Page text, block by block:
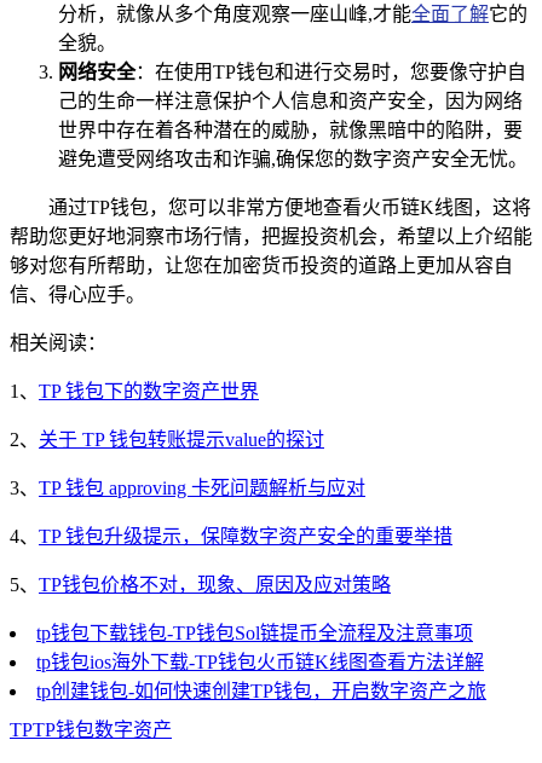
分析，就像从多个角度观察一座山峰,才能全面了解它的
全貌。
网络安全：在使用TP钱包和进行交易时，您要像守护自
己的生命一样注意保护个人信息和资产安全，因为网络
世界中存在着各种潜在的威胁，就像黑暗中的陷阱，要
避免遭受网络攻击和诈骗,确保您的数字资产安全无忧。
通过TP钱包，您可以非常方便地查看火币链K线图，这将
帮助您更好地洞察市场行情，把握投资机会，希望以上介绍能
够对您有所帮助，让您在加密货币投资的道路上更加从容自
信、得心应手。
相关阅读：
1、 TP 钱包下的数字资产世界
2、 关于 TP 钱包转账提示value的探讨
3、 TP 钱包 approving 卡死问题解析与应对
4、 TP 钱包升级提示，保障数字资产安全的重要举措
5、 TP钱包价格不对，现象、原因及应对策略
tp钱包下载钱包-TP钱包Sol链提币全流程及注意事项
tp钱包ios海外下载-TP钱包火币链K线图查看方法详解
tp创建钱包-如何快速创建TP钱包，开启数字资产之旅
TPTP钱包数字资产